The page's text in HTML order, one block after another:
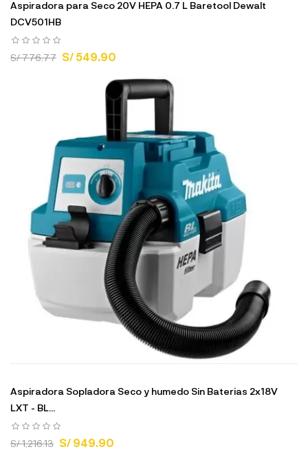
Aspiradora para Seco 20V HEPA 0.7 L Baretool Dewalt
DCV501HB
S/ 776.77 S/ 549.90
Aspiradora Sopladora Seco y humedo Sin Baterias 2x18V
LXT - BL...
S/ 1,216.13 S/ 949.90